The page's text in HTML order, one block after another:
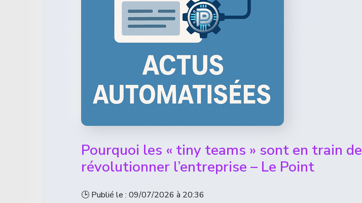
Pourquoi les « tiny teams » sont en train de
révolutionner l’entreprise – Le Point
🕒 Publié le : 09/07/2026 à 20:36